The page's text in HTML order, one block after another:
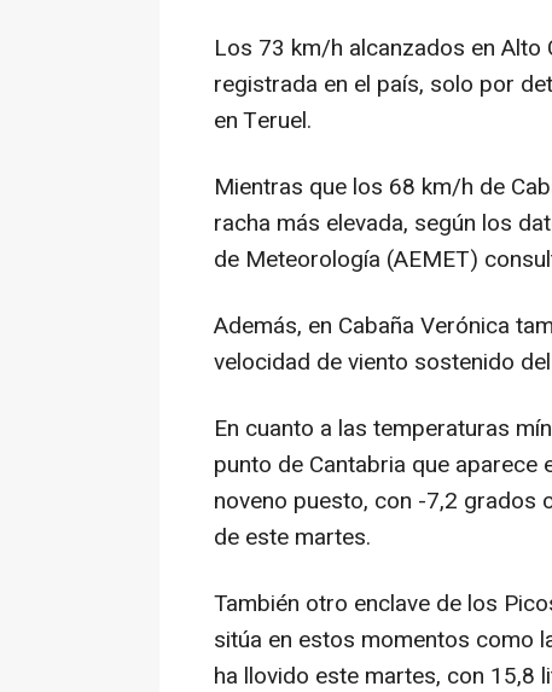
Los 73 km/h alcanzados en Alto
registrada en el país, solo por
en Teruel.
Mientras que los 68 km/h de
racha más elevada, según los
de Meteorología (AEMET)
Además, en Cabaña Verónica
velocidad de viento sostenido
En cuanto a las temperaturas
punto de Cantabria que aparece
noveno puesto, con -7,2 grados
de este martes.
También otro enclave de los
sitúa en estos momentos como
ha llovido este martes, con